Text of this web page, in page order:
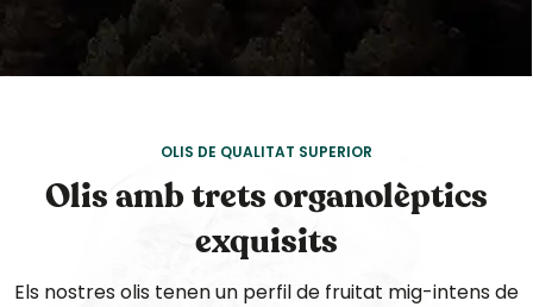
OLIS DE QUALITAT SUPERIOR
Olis amb trets organolèptics
exquisits
Els nostres olis tenen un perfil de fruitat mig-intens de